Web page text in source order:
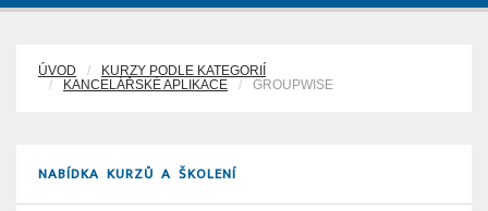
ÚVOD
KURZY PODLE KATEGORIÍ
KANCELÁŘSKÉ APLIKACE
GROUPWISE
NABÍDKA KURZŮ A ŠKOLENÍ